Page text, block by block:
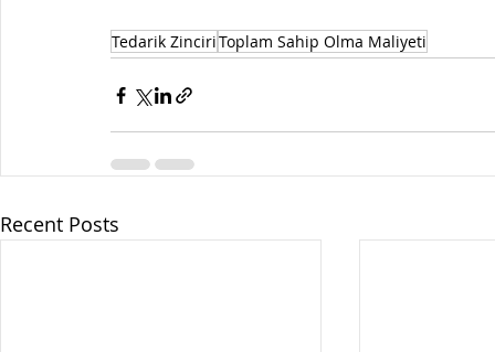
Tedarik ZinciriToplam Sahip Olma Maliyeti
Recent Posts